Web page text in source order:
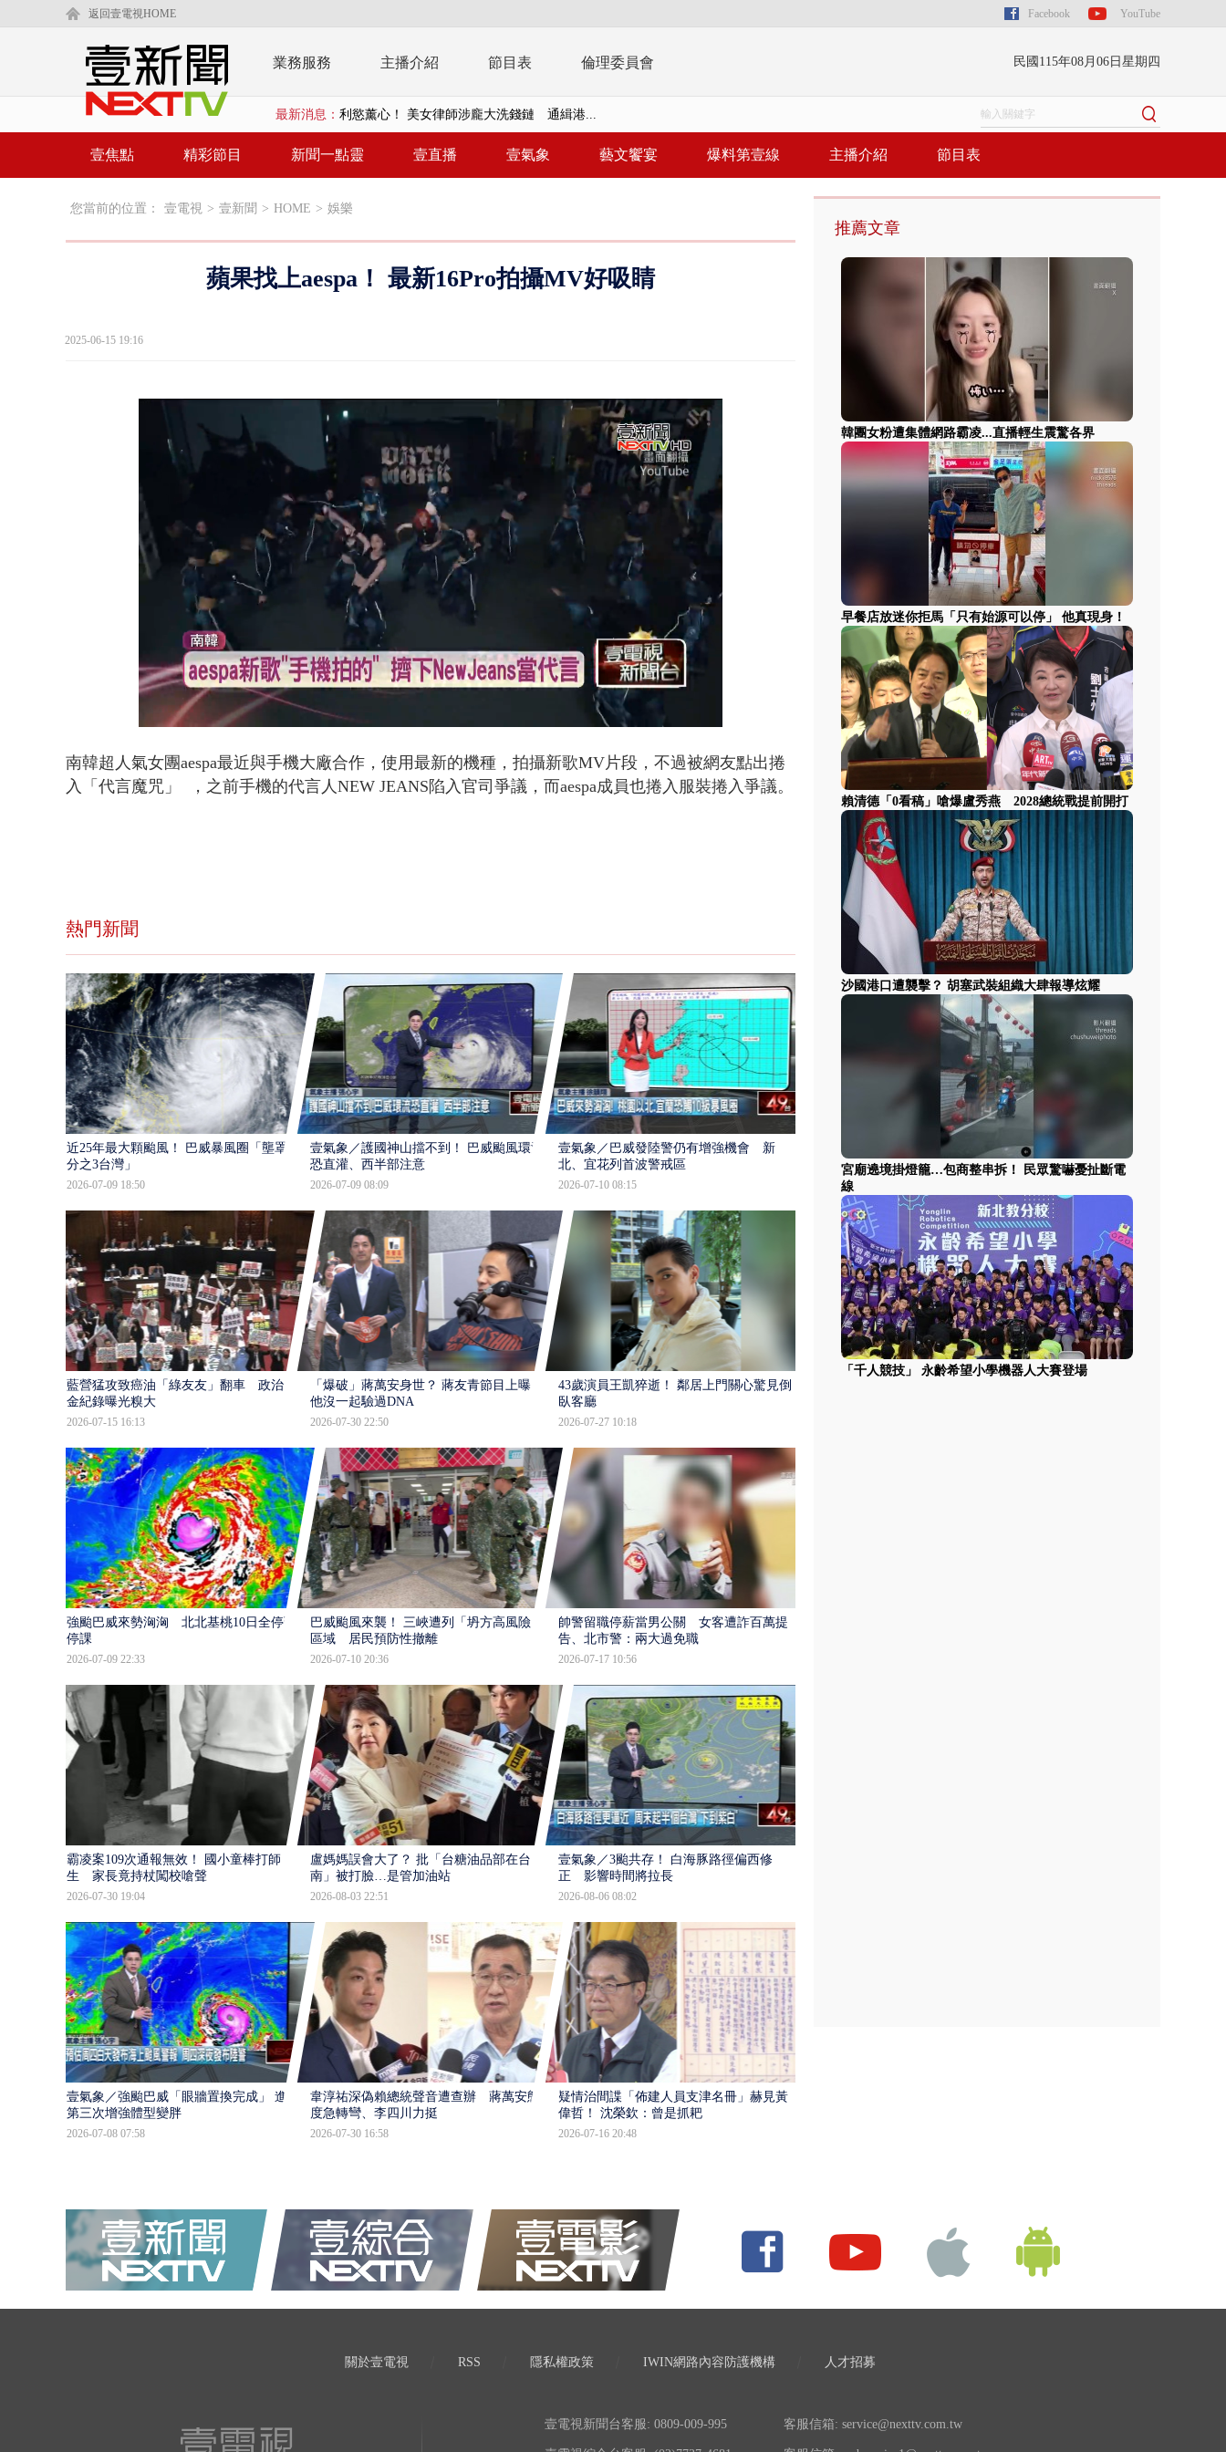
返回壹電視HOME Facebook YouTube
業務服務 主播介紹 節目表 倫理委員會 民國115年08月06日星期四
最新消息： 利慾薰心！ 美女律師涉龐大洗錢鏈 通緝港...
早餐店放迷你拒馬「只有始源可以停」 他真...
貨車鬼切釀禍 砂石車為閃避悚撞4車釀3傷
白海豚逼近...北市「颱風整備假」？ 蔣萬安...
壹焦點 精彩節目 新聞一點靈 壹直播 壹氣象 藝文饗宴 爆料第壹線 主播介紹 節目表
您當前的位置： 壹電視 > 壹新聞 > HOME > 娛樂
蘋果找上aespa！ 最新16Pro拍攝MV好吸睛
2025-06-15 19:16
Unmute Loaded:
45.67%
南韓超人氣女團aespa最近與手機大廠合作，使用最新的機種，拍攝新歌MV片段，不過被網友點出捲
入「代言魔咒」 ，之前手機的代言人NEW JEANS陷入官司爭議，而aespa成員也捲入服裝捲入爭議。
熱門新聞
近25年最大顆颱風！ 巴威暴風圈「壟罩4
分之3台灣」
2026-07-09 18:50
壹氣象／護國神山擋不到！ 巴威颱風環流
恐直灌、西半部注意
2026-07-09 08:09
壹氣象／巴威發陸警仍有增強機會 新
北、宜花列首波警戒區
2026-07-10 08:15
藍營猛攻致癌油「綠友友」翻車 政治獻
金紀錄曝光糗大
2026-07-15 16:13
「爆破」蔣萬安身世？ 蔣友青節目上曝：
他沒一起驗過DNA
2026-07-30 22:50
43歲演員王凱猝逝！ 鄰居上門關心驚見倒
臥客廳
2026-07-27 10:18
強颱巴威來勢洶洶 北北基桃10日全停班
停課
2026-07-09 22:33
巴威颱風來襲！ 三峽遭列「坍方高風險」
區域 居民預防性撤離
2026-07-10 20:36
帥警留職停薪當男公關 女客遭詐百萬提
告、北市警：兩大過免職
2026-07-17 10:56
霸凌案109次通報無效！ 國小童棒打師
生 家長竟持杖闖校嗆聲
2026-07-30 19:04
盧媽媽誤會大了？ 批「台糖油品部在台
南」被打臉…是管加油站
2026-08-03 22:51
壹氣象／3颱共存！ 白海豚路徑偏西修
正 影響時間將拉長
2026-08-06 08:02
壹氣象／強颱巴威「眼牆置換完成」 進入
第三次增強體型變胖
2026-07-08 07:58
韋淳祐深偽賴總統聲音遭查辦 蔣萬安態
度急轉彎、李四川力挺
2026-07-30 16:58
疑情治間諜「佈建人員支津名冊」赫見黃
偉哲！ 沈榮欽：曾是抓耙
2026-07-16 20:48
推薦文章
韓團女粉遭集體網路霸凌...直播輕生震驚各界
早餐店放迷你拒馬「只有始源可以停」 他真現身！
賴清德「0看稿」嗆爆盧秀燕 2028總統戰提前開打
沙國港口遭襲擊？ 胡塞武裝組織大肆報導炫耀
宮廟遶境掛燈籠…包商整串拆！ 民眾驚嚇憂扯斷電
線
「千人競技」 永齡希望小學機器人大賽登場
關於壹電視 RSS 隱私權政策 IWIN網路內容防護機構 人才招募
壹電視新聞台客服: 0809-009-995 客服信箱: service@nexttv.com.tw